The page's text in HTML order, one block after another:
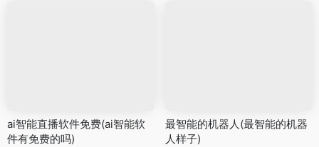
ai智能直播软件免费(ai智能软
件有免费的吗)
最智能的机器人(最智能的机器
人样子)